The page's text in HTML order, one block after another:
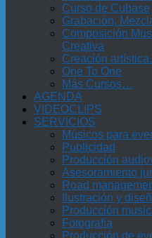
Curso de Cubase
Grabación,
Composición
Creativa
Creación
One To One
Más Cursos…
AGENDA
VIDEOCLIPS
SERVICIOS
Músicos para
Publicidad
Producción
Asesoramiento
Road
Ilustración y
Producción
Fotografía
Producción de